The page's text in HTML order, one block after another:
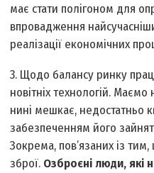
має стати полігоном для
впровадження
реалізації економічних
3. Щодо балансу ринку
новітніх технологій.
нині мешкає, недостатньо
забезпеченням його
Зокрема, пов’язаних із
зброї. Озброєні люди, які